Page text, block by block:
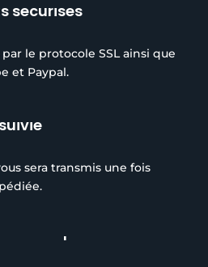
sécurisés
le protocole SSL ainsi que
et Paypal.
sera transmis une fois
de l’empreinte